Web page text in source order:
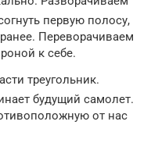
первую полосу,
Переворачиваем
к себе.
треугольник.
будущий самолет.
от нас